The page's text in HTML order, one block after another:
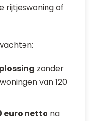
rijtjeswoning of
zonder
van 120
euro netto na